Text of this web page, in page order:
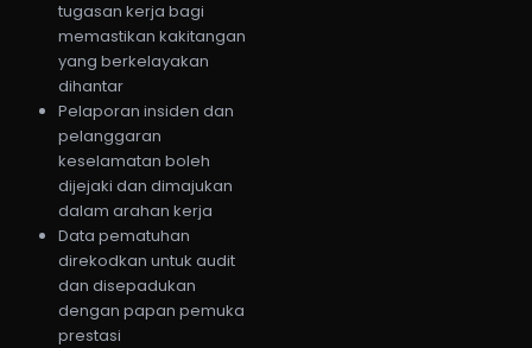
tugasan kerja bagi
memastikan kakitangan
yang berkelayakan
dihantar
Pelaporan insiden dan
pelanggaran
keselamatan boleh
dijejaki dan dimajukan
dalam arahan kerja
Data pematuhan
direkodkan untuk audit
dan disepadukan
dengan papan pemuka
prestasi